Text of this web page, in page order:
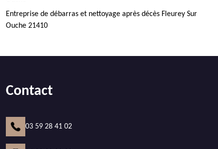
Entreprise de débarras et nettoyage après décès Fleurey Sur
Ouche 21410
Contact
03 59 28 41 02